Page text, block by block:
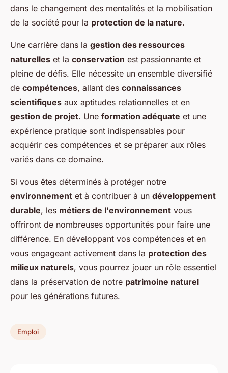
dans le changement des mentalités et la mobilisation
de la société pour la protection de la nature.
Une carrière dans la gestion des ressources
naturelles et la conservation est passionnante et
pleine de défis. Elle nécessite un ensemble diversifié
de compétences, allant des connaissances
scientifiques aux aptitudes relationnelles et en
gestion de projet. Une formation adéquate et une
expérience pratique sont indispensables pour
acquérir ces compétences et se préparer aux rôles
variés dans ce domaine.
Si vous êtes déterminés à protéger notre
environnement et à contribuer à un développement
durable, les métiers de l'environnement vous
offriront de nombreuses opportunités pour faire une
différence. En développant vos compétences et en
vous engageant activement dans la protection des
milieux naturels, vous pourrez jouer un rôle essentiel
dans la préservation de notre patrimoine naturel
pour les générations futures.
Emploi